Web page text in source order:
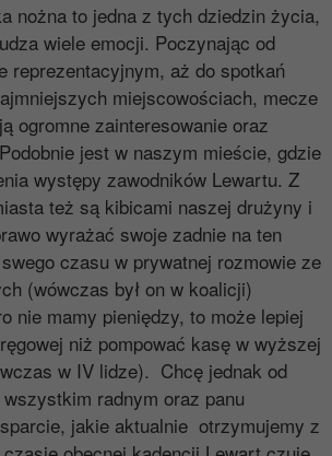
nożna to jedna z tych dziedzin życia,
wiele emocji. Poczynając od
reprezentacyjnym, aż do spotkań
miejscowościach, mecze
ogromne zainteresowanie oraz
jest w naszym mieście, gdzie
występy zawodników Lewartu. Z
też są kibicami naszej drużyny i
wyrażać swoje zadnie na ten
czasu w prywatnej rozmowie ze
(wówczas był on w koalicji)
nie mamy pieniędzy, to może lepiej
niż pompować kasę w wyższej
w IV lidze). Chcę jednak od
radnym oraz panu
jakie aktualnie otrzymujemy z